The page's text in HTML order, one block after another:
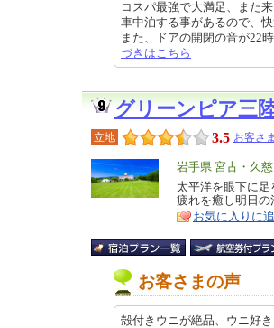
コスパ最強で大満足、また
車中泊する事があるので、
また、ドアの開閉の音が22
づきはこちら
グリーンピア三
立地 3.5 お客さ
エ
リ
ア
岩手県 宮古・久
特
徴
太平洋を眼下に
疲れを癒し明日
お気に入りに
お客さまの声
殻付きウニが絶品、ウニ好